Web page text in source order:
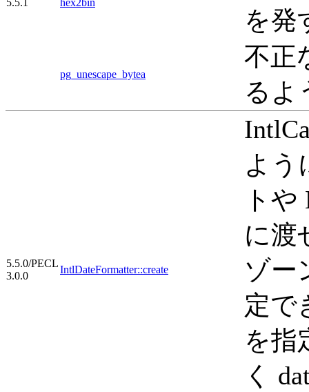
を発
pg_unescape_bytea
不正
るよ
5.5.0/PECL
3.0.0
IntlDateFormatter::create
よう
ト
に渡
ゾー
定で
を指
く